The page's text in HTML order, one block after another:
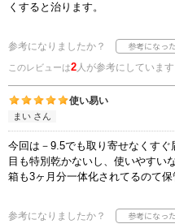
くすると治ります。
参考になりましたか？
このレビューは2人が参考にしています
使い易い
まい さん
今回は－9.5でも取り寄せなくすぐ
目も特別乾かないし、使いやすい
箱も3ヶ月分一体化されてるのて保
参考になりましたか？